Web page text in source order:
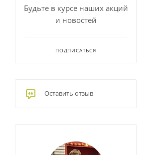
Будьте в курсе наших акций
и новостей
ПОДПИСАТЬСЯ
Оставить отзыв